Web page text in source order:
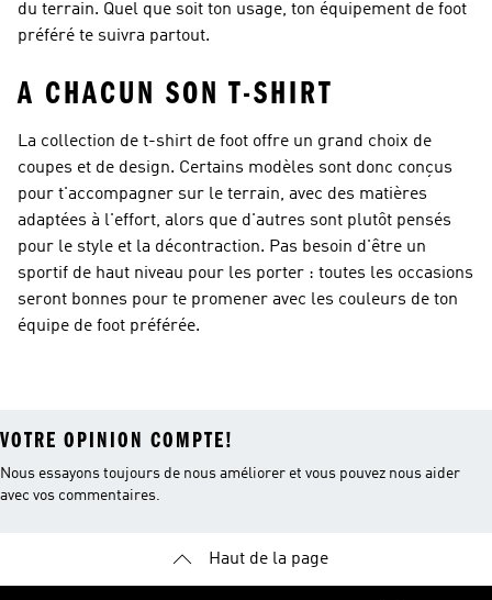
du terrain. Quel que soit ton usage, ton équipement de foot
préféré te suivra partout.
A CHACUN SON T-SHIRT
La collection de t-shirt de foot offre un grand choix de
coupes et de design. Certains modèles sont donc conçus
pour t'accompagner sur le terrain, avec des matières
adaptées à l'effort, alors que d'autres sont plutôt pensés
pour le style et la décontraction. Pas besoin d'être un
sportif de haut niveau pour les porter : toutes les occasions
seront bonnes pour te promener avec les couleurs de ton
équipe de foot préférée.
VOTRE OPINION COMPTE!
Nous essayons toujours de nous améliorer et vous pouvez nous aider
avec vos commentaires.
Haut de la page